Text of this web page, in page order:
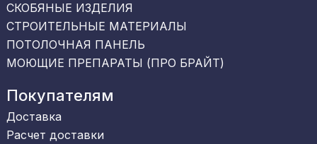
СКОБЯНЫЕ ИЗДЕЛИЯ
СТРОИТЕЛЬНЫЕ МАТЕРИАЛЫ
ПОТОЛОЧНАЯ ПАНЕЛЬ
МОЮЩИЕ ПРЕПАРАТЫ (ПРО БРАЙТ)
Покупателям
Доставка
Расчет доставки